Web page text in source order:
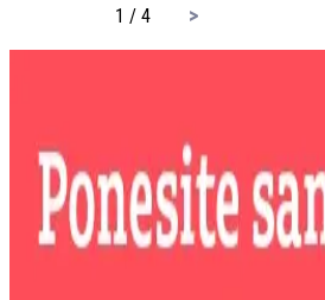
1 / 4 page